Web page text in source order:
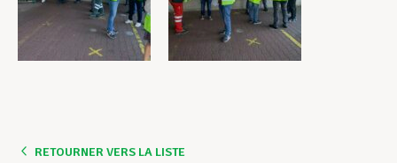
RETOURNER VERS LA LISTE